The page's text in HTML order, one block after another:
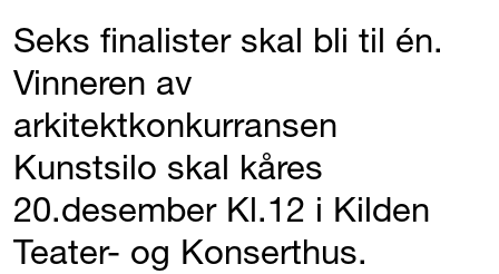
Seks finalister skal bli til én.
Vinneren av
arkitektkonkurransen
Kunstsilo skal kåres
20.desember Kl.12 i Kilden
Teater- og Konserthus.